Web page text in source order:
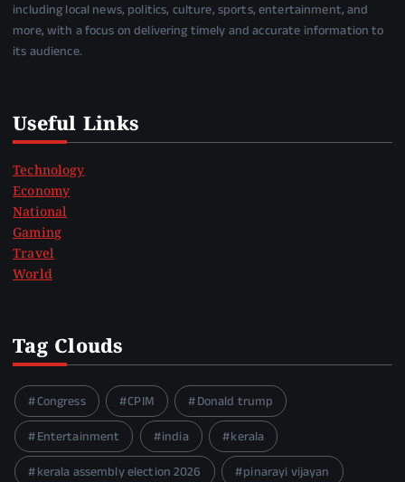
including local news, politics, culture, sports, entertainment, and
more, with a focus on delivering timely and accurate information to
its audience.
Useful Links
Technology
Economy
National
Gaming
Travel
World
Tag Clouds
Congress CPIM
Donald trump
Entertainment
india
kerala
kerala assembly election 2026
pinarayi vijayan